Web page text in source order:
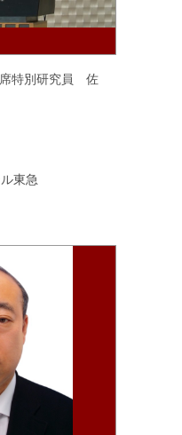
席特別研究員 佐
東急